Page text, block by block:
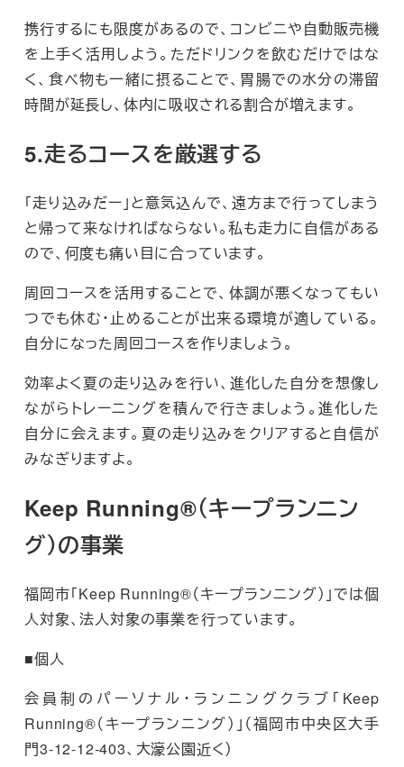
携行するにも限度があるので、コンビニや自動販売機
を上手く活用しよう。ただドリンクを飲むだけではな
く、食べ物も一緒に摂ることで、胃腸での水分の滞留
時間が延長し、体内に吸収される割合が増えます。
5.走るコースを厳選する
「走り込みだー」と意気込んで、遠方まで行ってしまう
と帰って来なければならない。私も走力に自信がある
ので、何度も痛い目に合っています。
周回コースを活用することで、体調が悪くなってもい
つでも休む・止めることが出来る環境が適している。
自分になった周回コースを作りましょう。
効率よく夏の走り込みを行い、進化した自分を想像し
ながらトレーニングを積んで行きましょう。進化した
自分に会えます。夏の走り込みをクリアすると自信が
みなぎりますよ。
Keep Running®（キープランニン
グ）の事業
福岡市「Keep Running®（キープランニング）」では個
人対象、法人対象の事業を行っています。
■個人
会員制のパーソナル・ランニングクラブ「Keep
Running®（キープランニング）」（福岡市中央区大手
門3-12-12-403、大濠公園近く）